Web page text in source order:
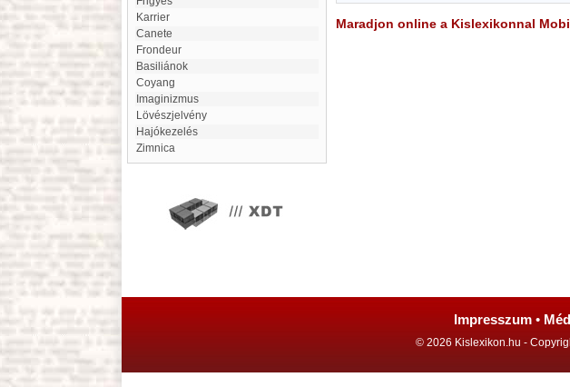
karrier
Canete
frondeur
Basiliánok
Coyang
imaginizmus
Lövészjelvény
Hajókezelés
Zimnica
Maradjon online a Kislexikonnal
Impresszum •
© 2026 Kislexikon.hu -